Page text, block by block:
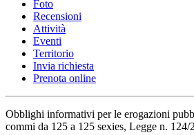
Foto
Recensioni
Attività
Eventi
Territorio
Invia richiesta
Prenota online
Obblighi informativi per le erogazioni
commi da 125 a 125 sexies, Legge n. 124/